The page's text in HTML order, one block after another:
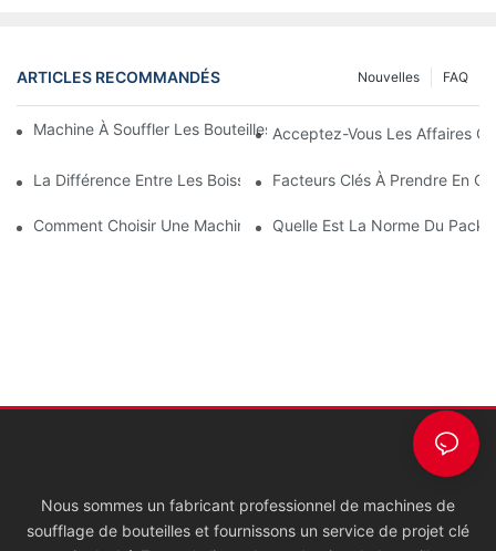
ARTICLES RECOMMANDÉS FAQ
Nouvelles
Machine À Souffler Les Bouteilles : Tout Ce Que Vous Devez
Acceptez-Vous Les Affaires
La Différence Entre Les Boissons Remplies À Chaud Et Les
Facteurs Clés À Prendre En
Comment Choisir Une Machine À Fabriquer Des Bouteilles Pour
Quelle Est La Norme Du
Nous sommes un fabricant professionnel de machines de
soufflage de bouteilles et fournissons un service de projet clé